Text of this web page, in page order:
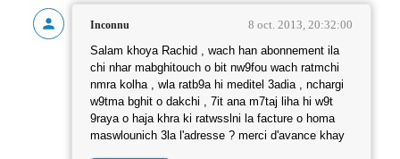
Inconnu 8 oct. 2013, 20:32:00
Salam khoya Rachid , wach han abonnement ila
chi nhar mabghitouch o bit nw9fou wach ratmchi
nmra kolha , wla ratb9a hi meditel 3adia , nchargi
w9tma bghit o dakchi , 7it ana m7taj liha hi w9t
9raya o haja khra ki ratwsslni la facture o homa
maswlounich 3la l'adresse ? merci d'avance khay